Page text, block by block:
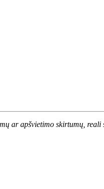
ar apšvietimo skirtumų,